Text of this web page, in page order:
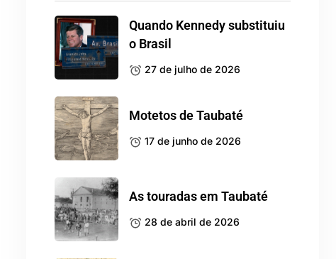
Quando Kennedy substituiu
o Brasil
27 de julho de 2026
Motetos de Taubaté
17 de junho de 2026
As touradas em Taubaté
28 de abril de 2026